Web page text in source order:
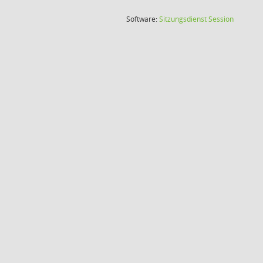
Software:SitzungsdienstSession(Wird in